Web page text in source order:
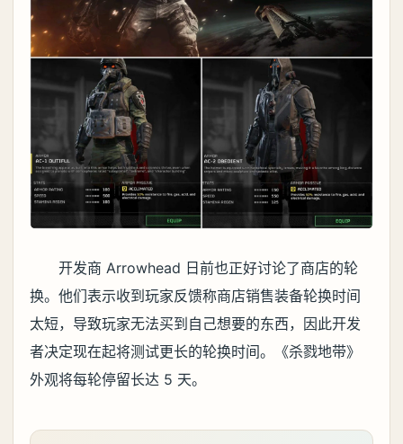
开发商 Arrowhead 日前也正好讨论了商店的轮
换。他们表示收到玩家反馈称商店销售装备轮换时间
太短，导致玩家无法买到自己想要的东西，因此开发
者决定现在起将测试更长的轮换时间。《杀戮地带》
外观将每轮停留长达 5 天。